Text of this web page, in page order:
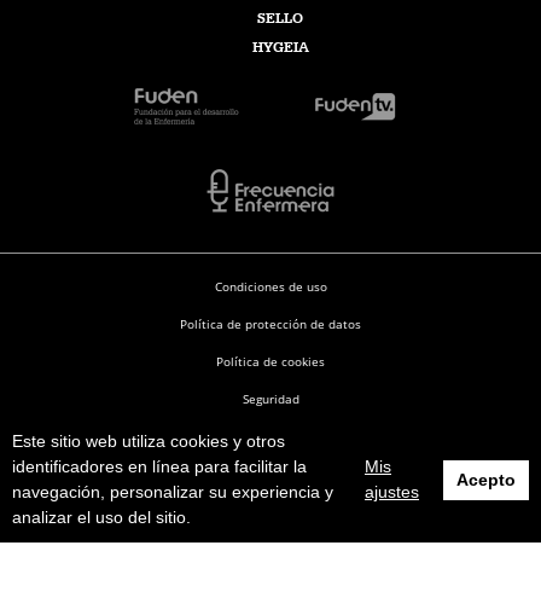
Este sitio web utiliza cookies y otros
identificadores en línea para facilitar la
navegación, personalizar su experiencia y
analizar el uso del sitio.
Mis
ajustes
Acepto
SELLO
HYGEIA
Enfermería en Desarrollo © 2026
Condiciones de uso
Política de protección de datos
Política de cookies
Seguridad